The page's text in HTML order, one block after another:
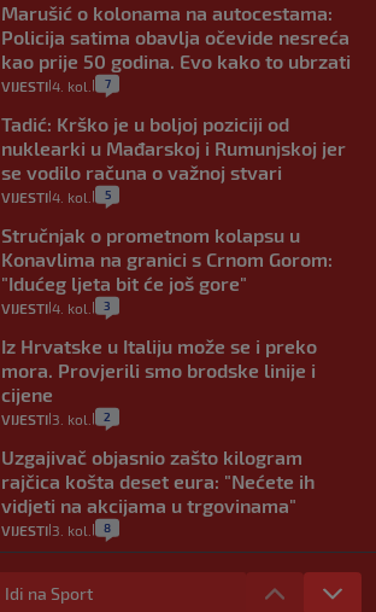
Marušić o kolonama na autocestama:
Policija satima obavlja očevide nesreća
kao prije 50 godina. Evo kako to ubrzati
VIJESTI 4. kol. 7
Tadić: Krško je u boljoj poziciji od
nuklearki u Mađarskoj i Rumunjskoj jer
se vodilo računa o važnoj stvari
VIJESTI 4. kol. 5
Stručnjak o prometnom kolapsu u
Konavlima na granici s Crnom Gorom:
"Idućeg ljeta bit će još gore"
VIJESTI 4. kol. 3
Iz Hrvatske u Italiju može se i preko
mora. Provjerili smo brodske linije i
cijene
VIJESTI 3. kol. 2
Uzgajivač objasnio zašto kilogram
rajčica košta deset eura: "Nećete ih
vidjeti na akcijama u trgovinama"
VIJESTI 3. kol. 8
Selidba je jedno od stresnijih iskustava.
Evo aktualnih cijena i nekoliko savjeta
Idi na Sport